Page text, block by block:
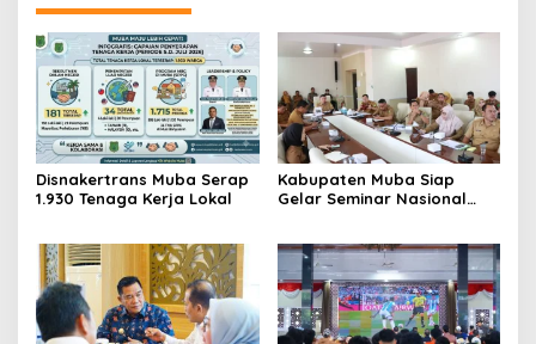
Disnakertrans Muba Serap
1.930 Tenaga Kerja Lokal
Kabupaten Muba Siap
Gelar Seminar Nasional